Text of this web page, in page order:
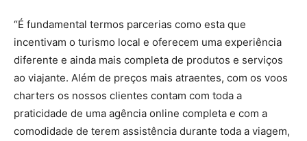
“É fundamental termos parcerias como esta que
incentivam o turismo local e oferecem uma experiência
diferente e ainda mais completa de produtos e serviços
ao viajante. Além de preços mais atraentes, com os voos
charters os nossos clientes contam com toda a
praticidade de uma agência online completa e com a
comodidade de terem assistência durante toda a viagem,